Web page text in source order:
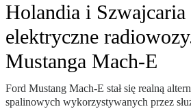
Holandia i Szwajcaria
elektryczne
Mustanga Mach-E
Ford Mustang Mach-E stał się realną
spalinowych wykorzystywanych przez